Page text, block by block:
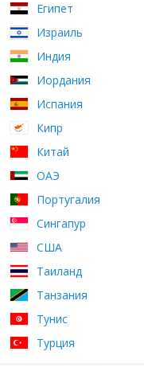
Египет
Израиль
Индия
Иордания
Испания
Кипр
Китай
ОАЭ
Португалия
Сингапур
США
Таиланд
Танзания
Тунис
Турция